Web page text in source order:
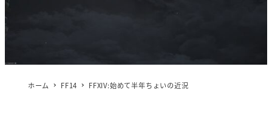
ホーム FF14 FFXIV:始めて半年ちょいの近況